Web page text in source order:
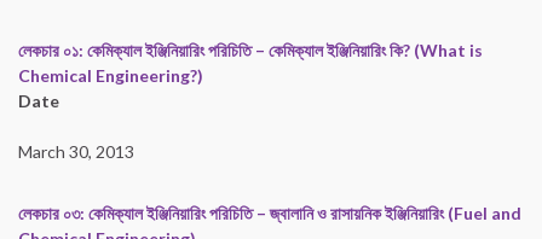
লেকচার ০১: কেমিক্যাল ইঞ্জিনিয়ারিং পরিচিতি – কেমিক্যাল ইঞ্জিনিয়ারিং কি? (What is
Chemical Engineering?)
Date
March 30, 2013
লেকচার ০৩: কেমিক্যাল ইঞ্জিনিয়ারিং পরিচিতি – জ্বালানি ও রাসায়নিক ইঞ্জিনিয়ারিং (Fuel and